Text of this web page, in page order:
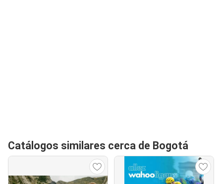
Catálogos similares cerca de Bogotá